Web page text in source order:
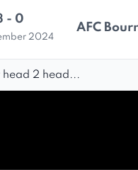
- 0
2024
AFC
head 2 head...